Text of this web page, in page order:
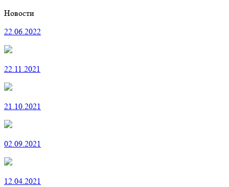
Новости
22.06.2022
22.11.2021
21.10.2021
02.09.2021
12.04.2021